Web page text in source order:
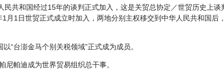
民共和国经过15年的谈判正式加入，这是关贸总协定／世贸历史上谈
月1日世贸正式成立时加入，两地分别主权移交到中华人民共和国后
“台澎金马个别关税领域”正式成为成员。
尼帕迪成为世界贸易组织总干事。